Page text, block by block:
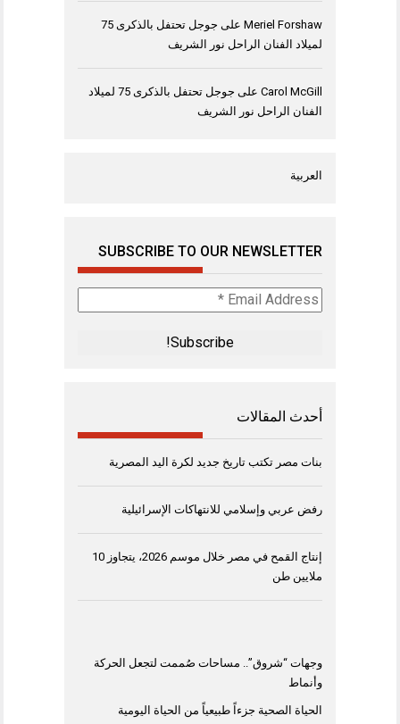
Meriel Forshaw على
جوجل تحتفل بالذكرى 75
لميلاد الفنان الراحل نور الشريف
Carol McGill على
جوجل تحتفل بالذكرى 75 لميلاد
الفنان الراحل نور الشريف
العربية
SUBSCRIBE TO OUR NEWSLETTER
Email
Address
أحدث المقالات
بنات مصر تكتب تاريخ جديد لكرة اليد المصرية
رفض عربي وإسلامي للانتهاكات الإسرائيلية
إنتاج القمح في مصر خلال موسم 2026، يتجاوز 10
ملايين طن
وجهات “شروق”.. مساحات صُممت لتجعل الحركة
وأنماط
الحياة الصحية جزءاً طبيعياً من الحياة اليومية